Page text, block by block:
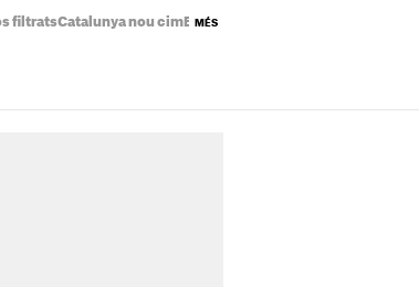
filtratsCatalunya nou cim Eclipsi solar mapa
MÉS